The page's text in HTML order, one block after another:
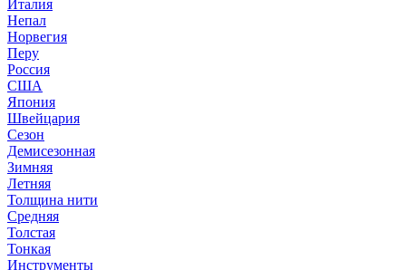
Италия
Непал
Норвегия
Перу
Россия
США
Япония
Швейцария
Сезон
Демисезонная
Зимняя
Летняя
Толщина нити
Средняя
Толстая
Тонкая
Инструменты